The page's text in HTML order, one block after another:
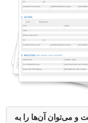
و می‌توان آن‌ها را به